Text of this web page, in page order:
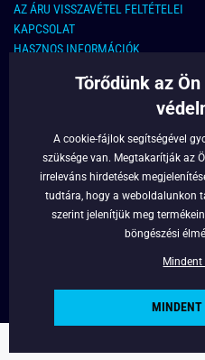
AZ ÁRU VISSZAVÉTEL FELTÉTELEI
KAPCSOLAT
HASZNOS INFORMÁCIÓK
KAPCSOLAT
info@legyferfi.hu
FONTOS INFORMÁCIÓK
RÓLUNK
Törődünk az
A cookie-fájlok segítségével
szüksége van. Megtakarítják az
irreleváns hirdetések
tudtára, hogy a weboldalunkon
szerint jelenítjük meg
böngészési
MINDENT